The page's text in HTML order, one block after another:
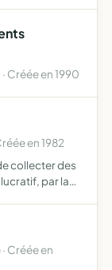
Créée en 1990
en 1982
collecter des
par la
Créée en